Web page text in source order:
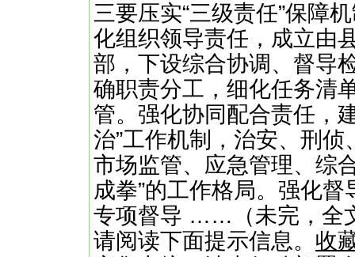
三要压实“三级责任”保障
化组织领导责任，成立由
部，下设综合协调、督导
确职责分工，细化任务清
管。强化协同配合责任，
治”工作机制，治安、刑
市场监管、应急管理、综
成拳”的工作格局。强化
专项督导 ……（未完，全
请阅读下面提示信息。 收